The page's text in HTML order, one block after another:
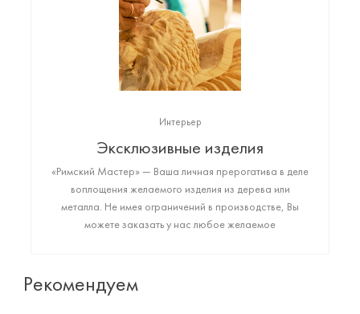
Интерьер
Эксклюзивные изделия
«Римский Мастер» — Ваша личная прерогатива в деле
воплощения желаемого изделия из дерева или
металла. Не имея ограничений в производстве, Вы
можете заказать у нас любое желаемое
Рекомендуем